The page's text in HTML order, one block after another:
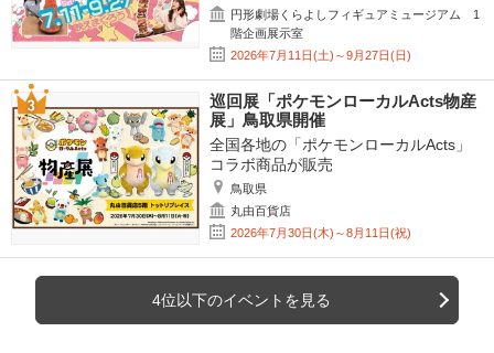
円形劇場くらよしフィギュアミュージアム 1
階企画展示室
2026年7月11日(土)～9月27日(日)
巡回展「ポケモンローカルActs物産
展」鳥取県開催
全国各地の「ポケモンローカルActs」
コラボ商品が販売
鳥取県
丸由百貨店
2026年7月30日(木)～8月11日(祝)
4位以下のイベントを見る